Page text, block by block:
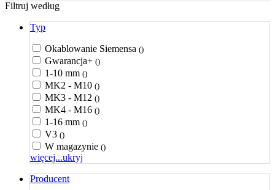
Filtruj według
Typ
Okablowanie Siemensa ()
Gwarancja+ ()
1-10 mm ()
MK2 - M10 ()
MK3 - M12 ()
MK4 - M16 ()
1-16 mm ()
V3 ()
W magazynie ()
więcej...ukryj
Producent